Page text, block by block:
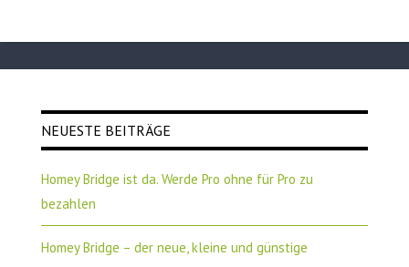
NEUESTE BEITRÄGE
Homey Bridge ist da. Werde Pro ohne für Pro zu
bezahlen
Homey Bridge – der neue, kleine und günstige